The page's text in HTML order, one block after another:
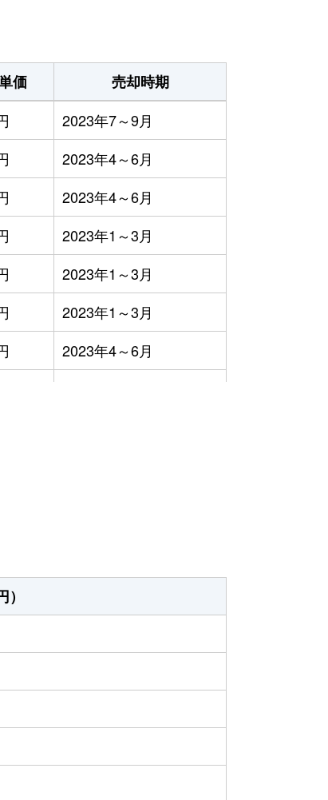
価
売却時期
2023年7～9月
2023年4～6月
2023年4～6月
2023年1～3月
2023年1～3月
2023年1～3月
2023年4～6月